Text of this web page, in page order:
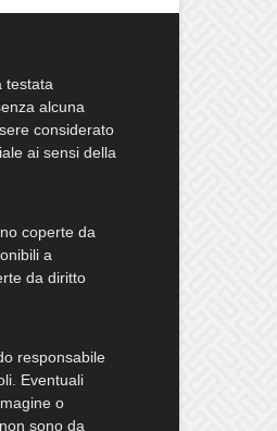
testata
alcuna
considerato
ai sensi della
coperte da
a
da diritto
responsabile
Eventuali
o
sono da